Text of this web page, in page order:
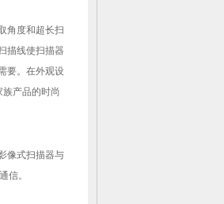
角度和超长扫
描线使扫描器
要。在外观设
族产品的时尚
像式扫描器与
信。